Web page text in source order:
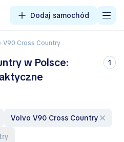
Dodaj samochód
V90 Cross Country
w Polsce:
1
Volvo V90 Cross Country